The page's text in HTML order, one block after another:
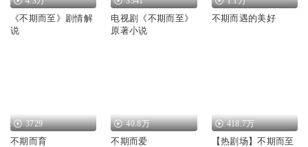
《不期而至》剧情解
说
电视剧《不期而至》
原著小说
不期而遇的美好
3729
不期而育
40.8万
不期而爱
418.7万
【热剧场】不期而至